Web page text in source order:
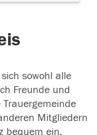
sowohl alle
Freunde und
Mitgliedern
bequem ein.